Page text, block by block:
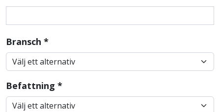
Bransch *
Befattning *